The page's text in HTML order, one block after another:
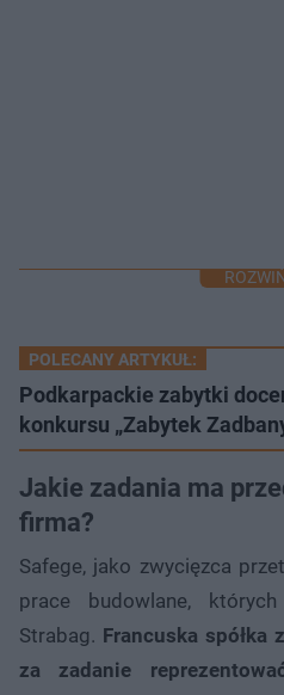
POLECANY ARTYKUŁ:
Podkarpackie zabytki
konkursu „Zabytek
Jakie zadania ma
firma?
Safege, jako zwycięzca
prace budowlane,
Strabag. Francuska spółka
za zadanie